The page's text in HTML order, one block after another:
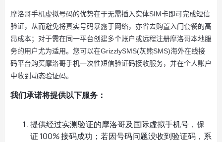
摩洛哥手机虚拟号码的优势在于无需插入实体SIM卡即可完成短信
验证，从而避免将真实号码暴露于网络，亦省去购置入门套餐的高
昂成本；对于需在同一平台创建多个账户或远程注册摩洛哥本地服
务的用户尤为适用。您可以在GrizzlySMS(灰熊SMS)海外在线接
码平台购买摩洛哥手机一次性短信验证码接收服务，并在个人账户
中收到动态验证码。
我们承诺将提供以下服务：
提供经过实测验证的摩洛哥及国际虚拟手机号，保
证 100% 接码成功；若因号码问题没收到验证码，系